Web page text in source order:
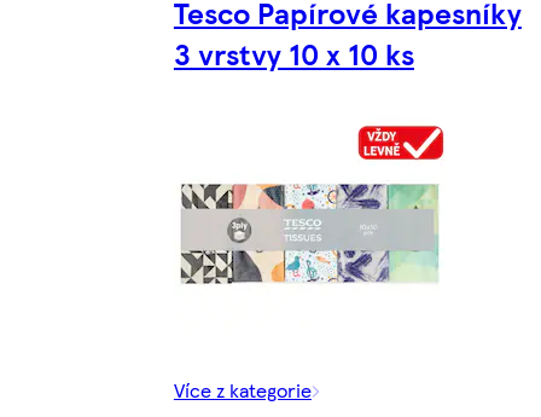
Tesco Papírové kapesníky
3 vrstvy 10 x 10 ks
Více z kategorie